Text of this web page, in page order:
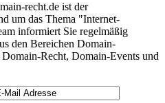
recht.de ist der
um das Thema "Internet-
informiert Sie regelmäßig
den Bereichen Domain-
Recht, Domain-Events und